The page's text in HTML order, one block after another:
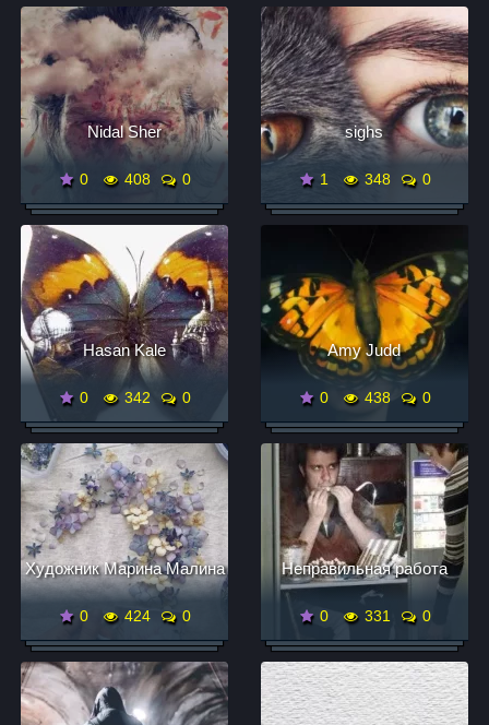
Nidal Sher
0 408 0
sighs
1 348 0
Hasan Kale
0 342 0
Amy Judd
0 438 0
Художник Марина Малина
0 424 0
Неправильная работа
0 331 0